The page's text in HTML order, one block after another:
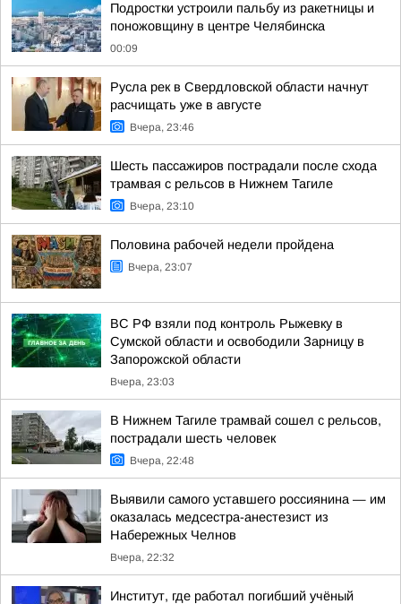
Подростки устроили пальбу из ракетницы и
поножовщину в центре Челябинска
00:09
Русла рек в Свердловской области начнут
расчищать уже в августе
Вчера, 23:46
Шесть пассажиров пострадали после схода
трамвая с рельсов в Нижнем Тагиле
Вчера, 23:10
Половина рабочей недели пройдена
Вчера, 23:07
ВС РФ взяли под контроль Рыжевку в
Сумской области и освободили Зарницу в
Запорожской области
Вчера, 23:03
В Нижнем Тагиле трамвай сошел с рельсов,
пострадали шесть человек
Вчера, 22:48
Выявили самого уставшего россиянина — им
оказалась медсестра-анестезист из
Набережных Челнов
Вчера, 22:32
Институт, где работал погибший учёный